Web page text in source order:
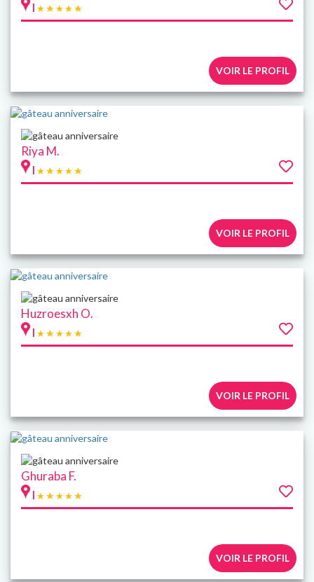
|
VOIR LE PROFIL
Riya M.
|
VOIR LE PROFIL
Huzroesxh O.
|
VOIR LE PROFIL
Ghuraba F.
|
VOIR LE PROFIL